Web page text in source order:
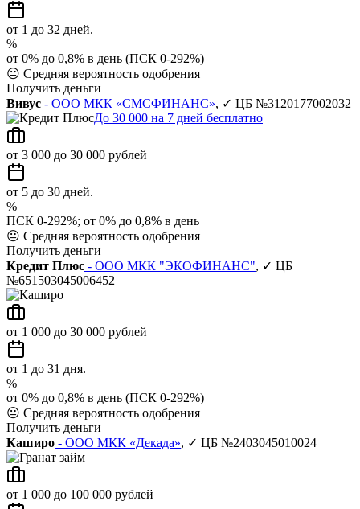
от 1 до 32 дней.
%
от 0% до 0,8% в день (ПСК 0-292%)
😐 Средняя вероятность одобрения
Получить деньги
Вивус - ООО МКК «СМСФИНАНС», ✓ ЦБ №3120177002032
До 30 000 на 7 дней бесплатно
от 3 000 до 30 000 рублей
от 5 до 30 дней.
%
ПСК 0-292%; от 0% до 0,8% в день
😐 Средняя вероятность одобрения
Получить деньги
Кредит Плюс - ООО МКК "ЭКОФИНАНС", ✓ ЦБ
№651503045006452
от 1 000 до 30 000 рублей
от 1 до 31 дня.
%
от 0% до 0,8% в день (ПСК 0-292%)
😐 Средняя вероятность одобрения
Получить деньги
Каширо - ООО МКК «Декада», ✓ ЦБ №2403045010024
от 1 000 до 100 000 рублей